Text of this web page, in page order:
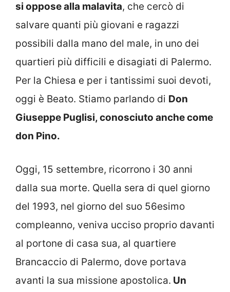
si oppose alla malavita, che cercò di
salvare quanti più giovani e ragazzi
possibili dalla mano del male, in uno dei
quartieri più difficili e disagiati di Palermo.
Per la Chiesa e per i tantissimi suoi devoti,
oggi è Beato. Stiamo parlando di Don
Giuseppe Puglisi, conosciuto anche come
don Pino.
Oggi, 15 settembre, ricorrono i 30 anni
dalla sua morte. Quella sera di quel giorno
del 1993, nel giorno del suo 56esimo
compleanno, veniva ucciso proprio davanti
al portone di casa sua, al quartiere
Brancaccio di Palermo, dove portava
avanti la sua missione apostolica. Un